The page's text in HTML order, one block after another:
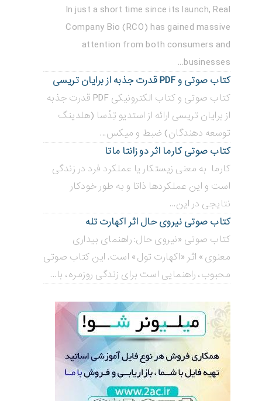
In just a short time since its launch, Real
Company Bio (RCO) has gained massive
attention from both consumers and
businesses...
کتاب صوتی و PDF قدرت جذبه از برایان تریسی
کتاب صوتی و کتاب الکترونیکی PDF قدرت جذبه
از برایان تریسی ارائه از استدیو تِدْسا (هلدینگ
توسعه دهندگان) ضبط و میکس...
کتاب صوتی کارما اثر دو زانتا ماتا
کارما به معنی زیستکار یا عملکرد فرد در زندگی
است و این عملکردها ذاتا و به طور خودکار
نتایجی در این...
کتاب صوتی نیروی حال اثر اکهارت تله
کتاب صوتی «نیروی حال: راهنمای بیداری
معنوی» اثر «اکهارت تول» است. این کتاب صوتی
محبوب، راهنمایی است برای زندگی روزمره، با...